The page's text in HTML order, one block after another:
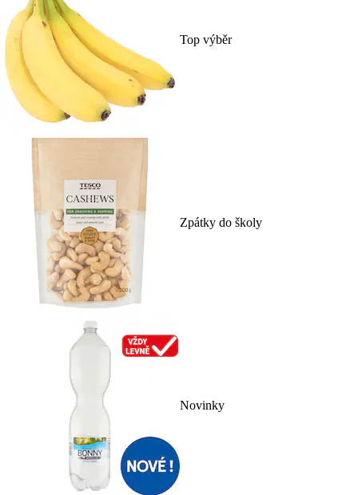
Top výběr
Zpátky do školy
Novinky